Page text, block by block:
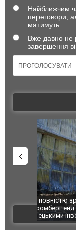
Найближчим
переговори,
матимуть
Вже давно не
завершення
В Одесі та